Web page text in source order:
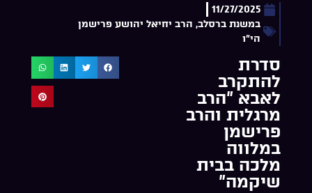
11/27/2025
במשנת ברסלב, הרב יחיאל יהושע פרישמן
הי"ו
סדרת
להתקרב
לאבא ”הרב
מרגלית והרב
פרישמן
במלווה
מלכה בבית
שיקמה”